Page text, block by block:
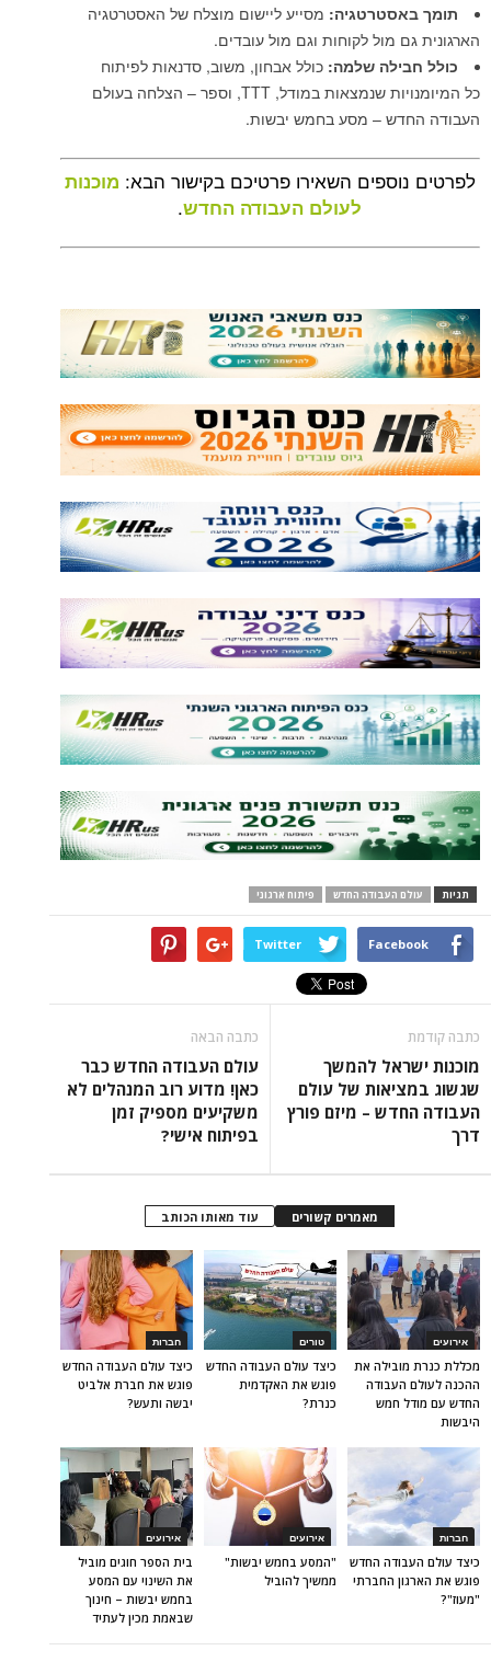
תומך באסטרטגיה: מסייע ליישום מוצלח של האסטרטגיה
הארגונית גם מול לקוחות וגם מול עובדים.
כולל חבילה שלמה: כולל אבחון, משוב, סדנאות לפיתוח
כל המיומנויות שנמצאות במודל, TTT, וספר – הצלחה בעולם
העבודה החדש – מסע בחמש יבשות.
לפרטים נוספים השאירו פרטיכם בקישור הבא: מוכנות
לעולם העבודה החדש.
תגיות עולם העבודה החדש פיתוח ארגוני
Facebook
Twitter
כתבה קודמת
מוכנות ישראל להמשך
שגשוג במציאות של עולם
העבודה החדש – מיזם פורץ
דרך
כתבה הבאה
עולם העבודה החדש כבר
כאן! מדוע רוב המנהלים לא
משקיעים מספיק זמן
בפיתוח אישי?
מאמרים קשורים עוד מאותו הכותב
חברות
כיצד עולם העבודה החדש
פוגש את חברת אלביט
יבשה ותעש?
טורים
כיצד עולם העבודה החדש
פוגש את האקדמית
כנרת?
אירועים
מכללת כנרת מובילה את
ההכנה לעולם העבודה
החדש עם מודל חמש
היבשות
אירועים
בית הספר חוגים מוביל
את השינוי עם המסע
בחמש יבשות – חינוך
שבאמת מכין לעתיד
אירועים
"המסע בחמש יבשות"
ממשיך להוביל
חברות
כיצד עולם העבודה החדש
פוגש את הארגון החברתי
"מעוז"?